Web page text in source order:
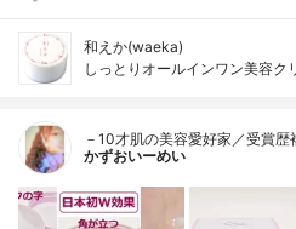
和えか(waeka)
しっとりオールインワン美容ク
－10才肌の美容愛好家／受賞歴
かずおいーめい